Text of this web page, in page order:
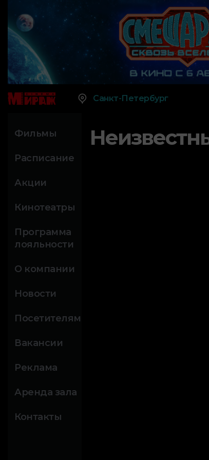
Санкт-Петербург
Фильмы
Расписание
Акции
Кинотеатры
Программа
лояльности
О компании
Новости
Посетителям
Вакансии
Реклама
Аренда зала
Контакты